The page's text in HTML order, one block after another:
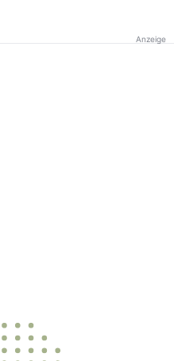
Anzeige